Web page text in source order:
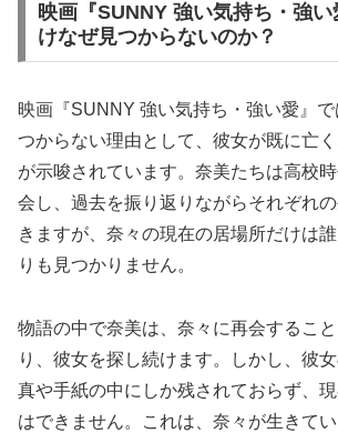
映画『SUNNY 強い気持ち・強
けなぜ見つからないのか？
映画『SUNNY 強い気持ち・強い愛』
つからない理由として、彼女が既に亡
が示唆されています。奈美たちは高校
会し、過去を振り返りながらそれぞれ
きますが、奈々の現在の居場所だけは
りも見つかりません。
物語の中で奈美は、奈々に再会するこ
り、彼女を探し続けます。しかし、彼
真や手紙の中にしか残されておらず、
はできません。これは、奈々が生きて